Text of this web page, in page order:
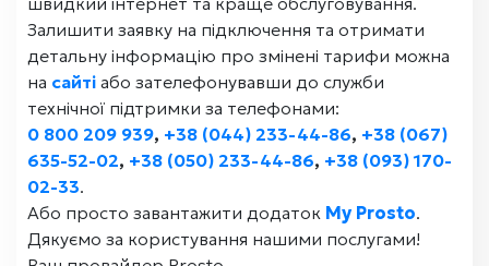
Залишити заявку на підключення та отримати
детальну інформацію про змінені тарифи можна
на сайті або зателефонувавши до служби
технічної підтримки за телефонами:
0 800 209 939, +38 (044) 233-44-86, +38 (067)
635-52-02, +38 (050) 233-44-86, +38 (093) 170-
02-33.
Або просто завантажити додаток My Prosto.
Дякуємо за користування нашими послугами!